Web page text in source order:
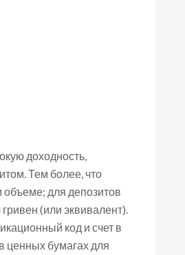
доходность,
Тем более, что
объеме; для депозитов
(или эквивалент).
код и счет в
ценных бумагах для